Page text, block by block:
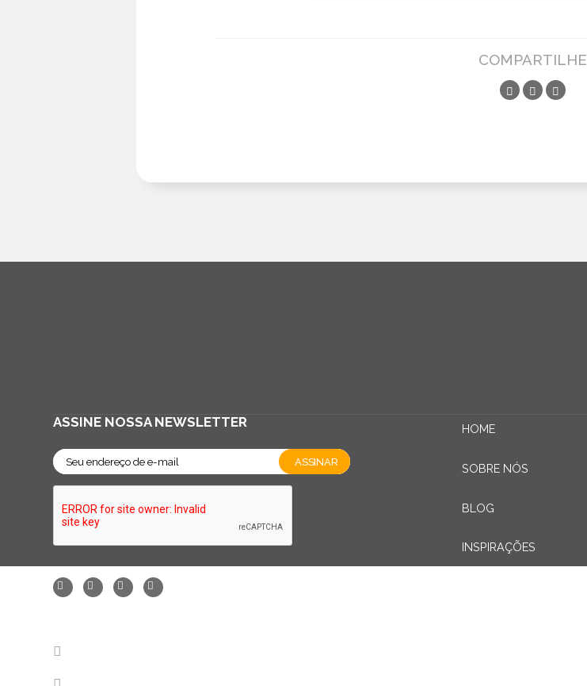
COMPARTILHE
ASSINE NOSSA NEWSLETTER HOME
SOBRE NÓS
BLOG
INSPIRAÇÕES